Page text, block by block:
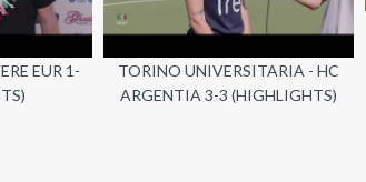
EUR 1-
TORINO UNIVERSITARIA - HC
ARGENTIA 3-3 (HIGHLIGHTS)